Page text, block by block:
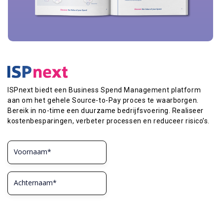
ISPnext biedt een Business Spend Management platform
aan om het gehele Source-to-Pay proces te waarborgen.
Bereik in no-time een duurzame bedrijfsvoering. Realiseer
kostenbesparingen, verbeter processen en reduceer risico’s.